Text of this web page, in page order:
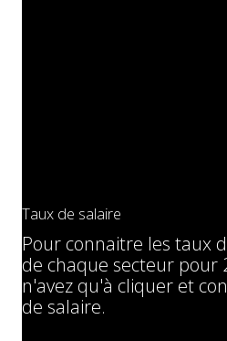
Taux de salaire
Pour connaitre les taux
de chaque secteur pour
n'avez qu'à cliquer et
de salaire.